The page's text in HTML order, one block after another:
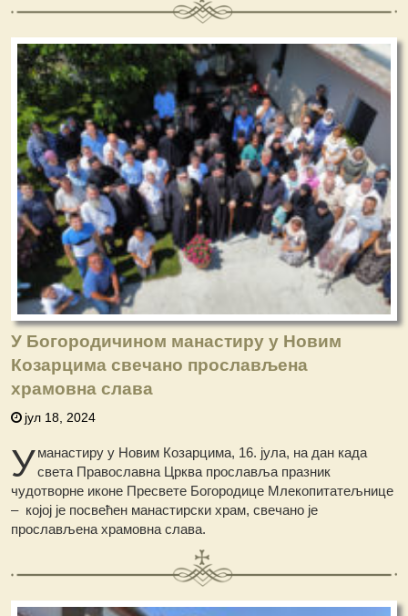
У Богородичином манастиру у Новим
Козарцима свечано прослављена
храмовна слава
јул 18, 2024
Уманастиру у Новим Козарцима, 16. јула, на дан када
света Православна Црква прославља празник
чудотворне иконе Пресвете Богородице Млекопитатељнице
– којој је посвећен манастирски храм, свечано је
прослављена храмовна слава.